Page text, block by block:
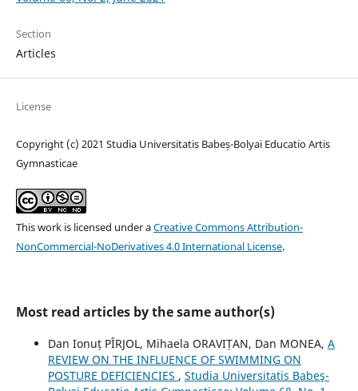
Section
Articles
License
Copyright (c) 2021 Studia Universitatis Babeș-Bolyai Educatio Artis
Gymnasticae
This work is licensed under aCreative Commons Attribution-
NonCommercial-NoDerivatives 4.0 International License.
Most read articles by the same author(s)
Dan Ionuț PÎRJOL, Mihaela ORAVIȚAN, Dan MONEA, A
REVIEW ON THE INFLUENCE OF SWIMMING ON
POSTURE DEFICIENCIES , Studia Universitatis Babeş-